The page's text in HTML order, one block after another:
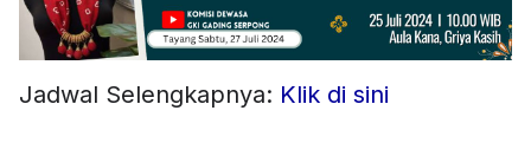
Jadwal Selengkapnya: Klik di sini